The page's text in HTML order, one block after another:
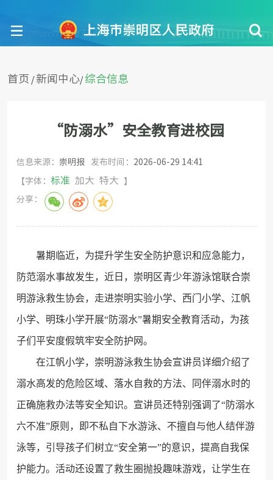
首页 /新闻中心/综合信息
“防溺水”安全教育进校园
信息来源： 崇明报 发布时间： 2026-06-29 14:41
【字体： 标准 加大 特大 】
分享：
暑期临近，为提升学生安全防护意识和应急能力，
防范溺水事故发生，近日，崇明区青少年游泳馆联合崇
明游泳救生协会，走进崇明实验小学、西门小学、江帆
小学、明珠小学开展“防溺水”暑期安全教育活动，为孩
子们平安度假筑牢安全防护网。
在江帆小学，崇明游泳救生协会宣讲员详细介绍了
溺水高发的危险区域、落水自救的方法、同伴溺水时的
正确施救办法等安全知识。宣讲员还特别强调了“防溺水
六不准”原则，即不私自下水游泳、不擅自与他人结伴游
泳等，引导孩子们树立“安全第一”的意识，提高自我保
护能力。活动还设置了救生圈抛投趣味游戏，让学生在